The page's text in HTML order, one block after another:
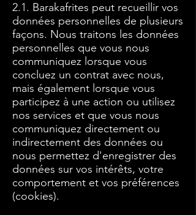
2.1. Barakafrites peut recueillir vos
données personnelles de plusieurs
façons. Nous traitons les données
personnelles que vous nous
communiquez lorsque vous
concluez un contrat avec nous,
mais également lorsque vous
participez à une action ou utilisez
nos services et que vous nous
communiquez directement ou
indirectement des données ou
nous permettez d'enregistrer des
données sur vos intérêts, votre
comportement et vos préférences
(cookies).